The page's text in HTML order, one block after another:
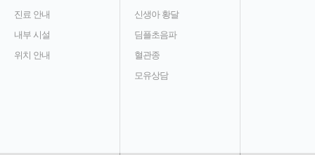
진료 안내
내부 시설
위치 안내
신생아 황달
딤플초음파
혈관종
모유상담